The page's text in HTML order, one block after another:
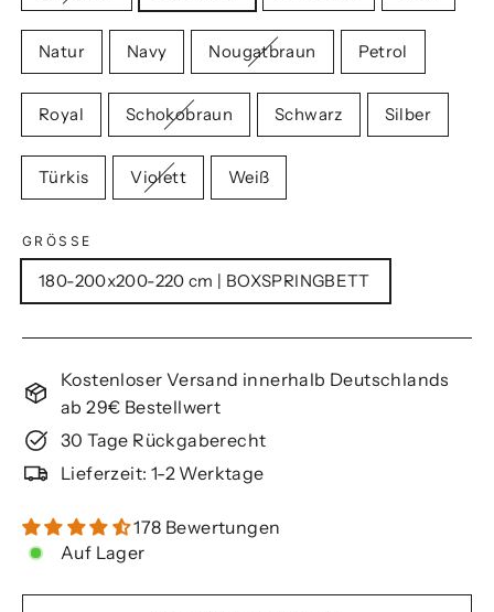
Natur Navy Nougatbraun Petrol
Royal Schokobraun Schwarz Silber
Türkis Violett Weiß
GRÖSSE
180-200x200-220 cm | BOXSPRINGBETT
Kostenloser Versand innerhalb Deutschlands
ab 29€ Bestellwert
30 Tage Rückgaberecht
Lieferzeit: 1-2 Werktage
178 Bewertungen
Auf Lager